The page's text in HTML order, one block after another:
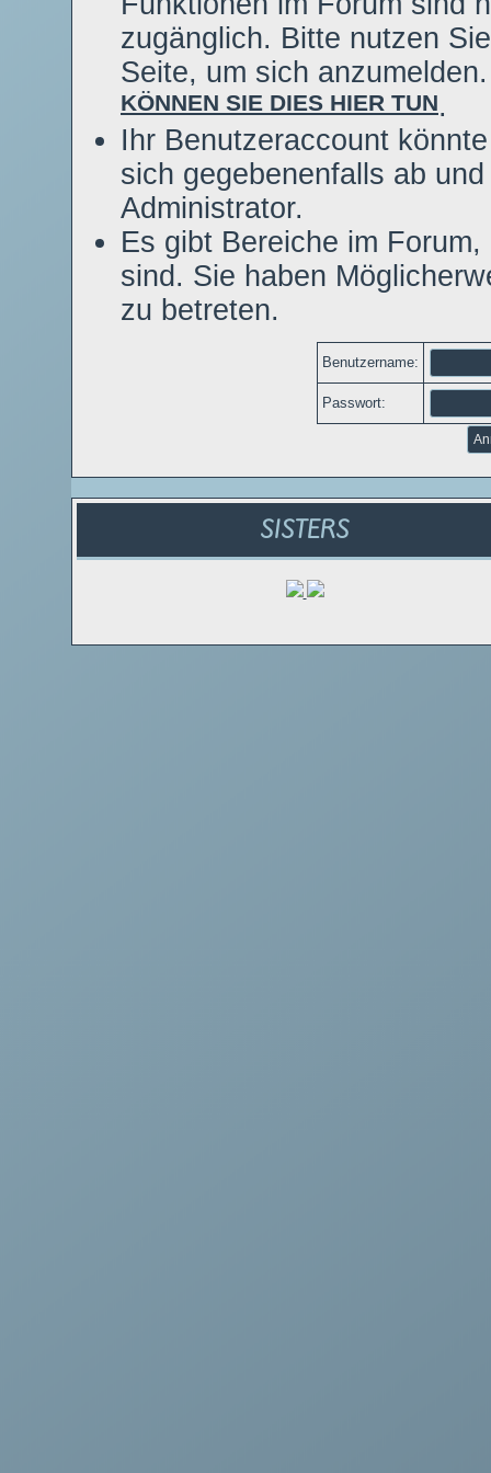
zugänglich. Bitte nutzen
Seite, um sich
KÖNNEN SIE DIES HIER TUN.
Ihr Benutzeraccount
sich gegebenenfalls ab
Administrator.
Es gibt Bereiche im
sind. Sie haben
zu betreten.
Benutzername:
Passwort:
SISTERS